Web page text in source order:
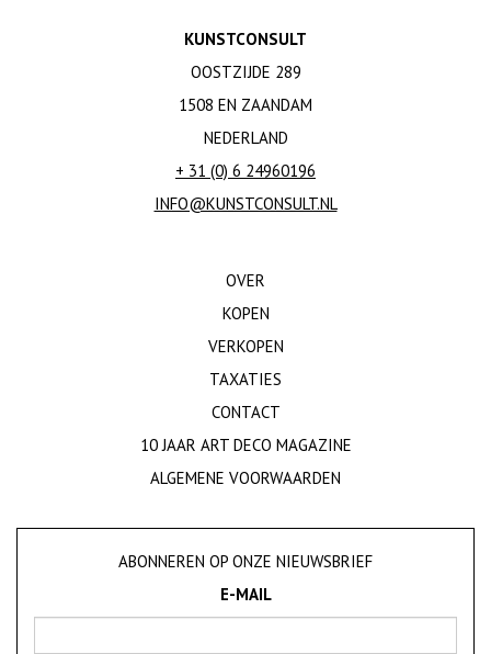
KUNSTCONSULT
OOSTZIJDE 289
1508 EN ZAANDAM
NEDERLAND
+ 31 (0) 6 24960196
INFO@KUNSTCONSULT.NL
OVER
KOPEN
VERKOPEN
TAXATIES
CONTACT
10 JAAR ART DECO MAGAZINE
ALGEMENE VOORWAARDEN
ABONNEREN OP ONZE NIEUWSBRIEF
E-MAIL